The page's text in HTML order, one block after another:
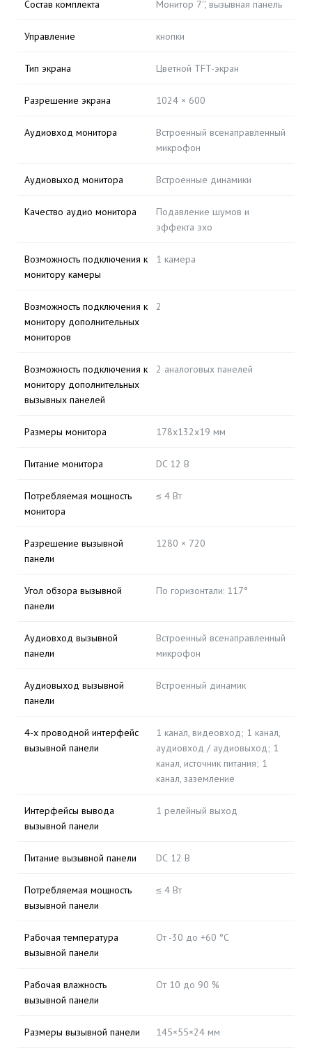
Состав комплекта Монитор 7'', вызывная панель
Управление кнопки
Тип экрана Цветной TFT-экран
Разрешение экрана 1024 × 600
Аудиовход монитора
Встроенный всенаправленный
микрофон
Аудиовыход монитора Встроенные динамики
Качество аудио монитора
Подавление шумов и
эффекта эхо
Возможность подключения к
монитору камеры
1 камера
Возможность подключения к
монитору дополнительных
мониторов
2
Возможность подключения к
монитору дополнительных
вызывных панелей
2 аналоговых панелей
Размеры монитора 178x132x19 мм
Питание монитора DC 12 В
Потребляемая мощность
монитора
≤ 4 Вт
Разрешение вызывной
панели
1280 × 720
Угол обзора вызывной
панели
По горизонтали: 117°
Аудиовход вызывной
панели
Встроенный всенаправленный
микрофон
Аудиовыход вызывной
панели
Встроенный динамик
4-х проводной интерфейс
вызывной панели
1 канал, видеовход; 1 канал,
аудиовход / аудиовыход; 1
канал, источник питания; 1
канал, заземление
Интерфейсы вывода
вызывной панели
1 релейный выход
Питание вызывной панели DС 12 В
Потребляемая мощность
вызывной панели
≤ 4 Вт
Рабочая температура
вызывной панели
От -30 до +60 °C
Рабочая влажность
вызывной панели
От 10 до 90 %
Размеры вызывной панели 145×55×24 мм